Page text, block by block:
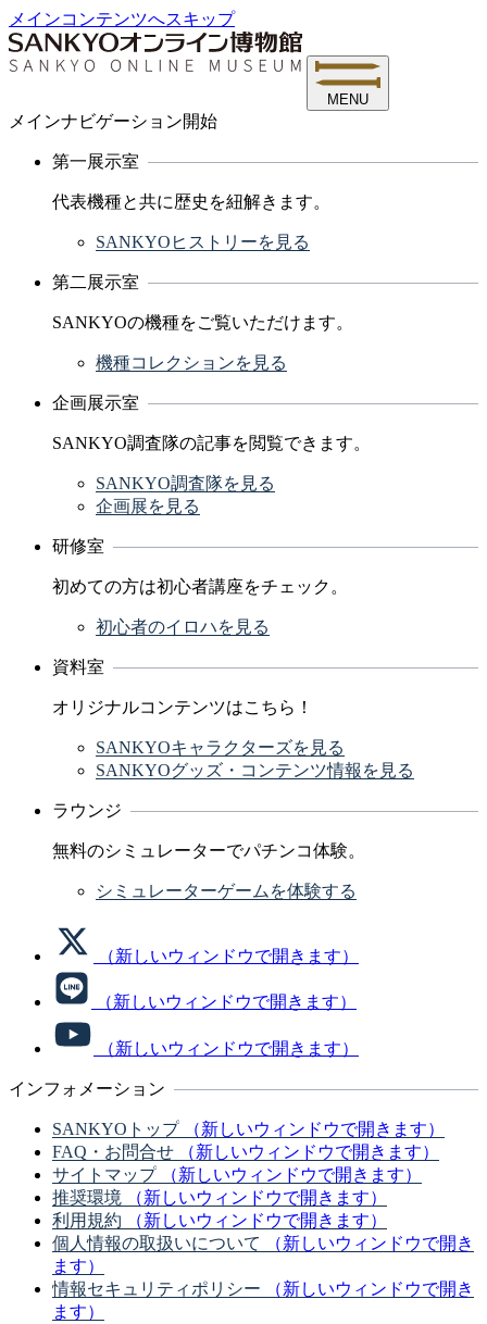
メインコンテンツへスキップ
MENU
メインナビゲーション開始
第一展示室
代表機種と共に歴史を紐解きます。
SANKYOヒストリーを見る
第二展示室
SANKYOの機種をご覧いただけます。
機種コレクションを見る
企画展示室
SANKYO調査隊の記事を閲覧できます。
SANKYO調査隊を見る
企画展を見る
研修室
初めての方は初心者講座をチェック。
初心者のイロハを見る
資料室
オリジナルコンテンツはこちら！
SANKYOキャラクターズを見る
SANKYOグッズ・コンテンツ情報を見る
ラウンジ
無料のシミュレーターでパチンコ体験。
シミュレーターゲームを体験する
（新しいウィンドウで開きます）
（新しいウィンドウで開きます）
（新しいウィンドウで開きます）
インフォメーション
SANKYOトップ
（新しいウィンドウで開きます）
FAQ・お問合せ
（新しいウィンドウで開きます）
サイトマップ
（新しいウィンドウで開きます）
推奨環境
（新しいウィンドウで開きます）
利用規約
（新しいウィンドウで開きます）
個人情報の取扱いについて
（新しいウィンドウで開き
ます）
情報セキュリティポリシー
（新しいウィンドウで開き
ます）